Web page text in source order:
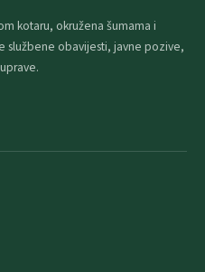
kotaru, okružena šumama i
službene obavijesti, javne pozive,